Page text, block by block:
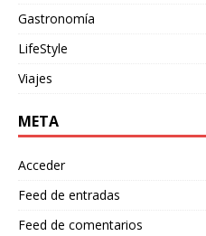
Gastronomía
LifeStyle
Viajes
META
Acceder
Feed de entradas
Feed de comentarios